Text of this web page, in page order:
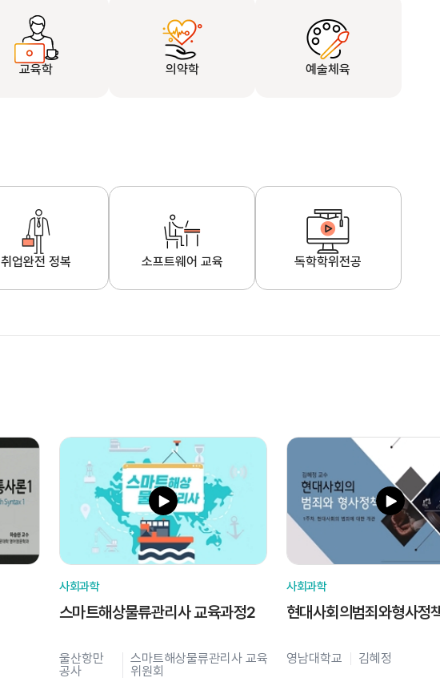
교육학 의약학 예술체육
취업완전 정복 소프트웨어 교육 독학학위전공
사회과학
스마트해상물류관리사 교육과정2
울산항만
공사
스마트해상물류관리사 교육
위원회
사회과학
현대사회의범죄와형사정
영남대학교 김혜정